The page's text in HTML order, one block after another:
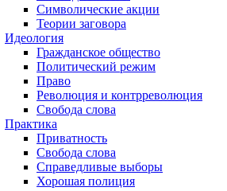
Символические акции
Теории заговора
Идеология
Гражданское общество
Политический режим
Право
Революция и контрреволюция
Свобода слова
Практика
Приватность
Свобода слова
Справедливые выборы
Хорошая полиция